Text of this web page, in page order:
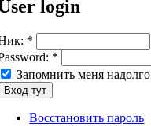
login
*
*
Запомнить меня надолго
Восстановить пароль